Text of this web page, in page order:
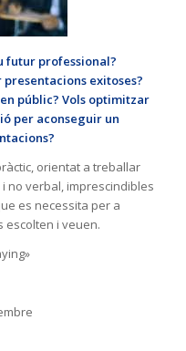
futur professional?
exitoses?
públic? Vols optimitzar
per aconseguir un
orientat a treballar
no verbal, imprescindibles
es necessita per a
escolten i veuen.